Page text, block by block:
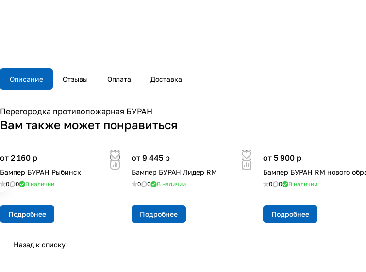
Описание Отзывы Оплата Доставка
Перегородка противопожарная БУРАН
Вам также может понравиться
от 2 160 p
Бампер БУРАН Рыбинск
0 0 В наличии
Подробнее
от 9 445 p
Бампер БУРАН Лидер RM
0 0 В наличии
Подробнее
от 5 900 p
Бампер БУРАН RM нового
0 0 В наличии
Подробнее
Назад к списку